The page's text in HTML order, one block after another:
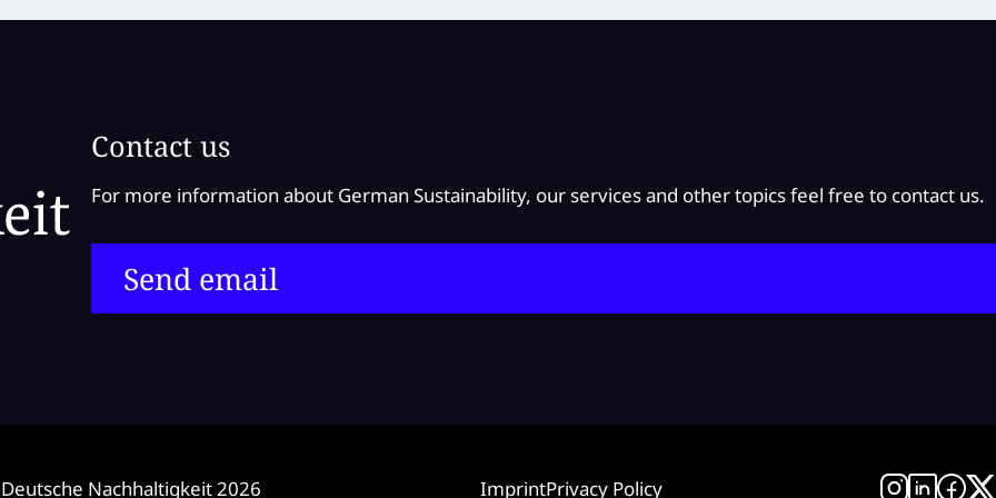
Contact us
For more information about German Sustainability, our services and other topics feel free to contact us.
Send email
Nachhaltigkeit 2026 ImprintPrivacy Policy